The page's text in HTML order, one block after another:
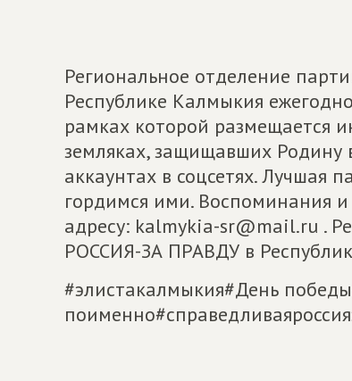
Региональное отделение
Республике Калмыкия
рамках которой размещается
земляках, защищавших Родину
аккаунтах в соцсетях. Лучшая
гордимся ими. Воспоминания
адресу: kalmykia-sr@mail.ru .
РОССИЯ-ЗА ПРАВДУ в
#элистакалмыкия#День